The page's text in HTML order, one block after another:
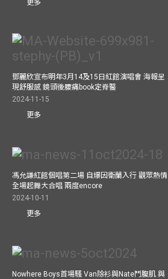
更多
鄧麗欣宣布明年3月14及15日紅館演唱會 海報呈
現舒服感 鏡頭後腰痛book定脊醫
2024-11-15
更多
馮允謙紅館個唱第二場 自爆因衛蘭入行 觀眾熱情
全場起舞大合唱 兩度encore
2024-10-11
更多
Nowhere Boys首場騷 Van除衫與Nate鬥腹肌 與